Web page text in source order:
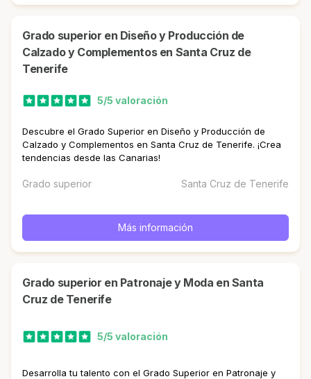
Grado superior en Diseño y Producción de
Calzado y Complementos en Santa Cruz de
Tenerife
5/5 valoración
Descubre el Grado Superior en Diseño y Producción de
Calzado y Complementos en Santa Cruz de Tenerife. ¡Crea
tendencias desde las Canarias!
Grado superior Santa Cruz de Tenerife
Más información
Grado superior en Patronaje y Moda en Santa
Cruz de Tenerife
5/5 valoración
Desarrolla tu talento con el Grado Superior en Patronaje y